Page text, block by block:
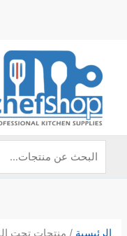
عن:
الرئيسية / منتجات تحت